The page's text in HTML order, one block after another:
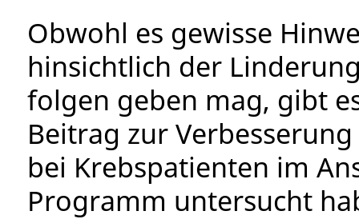
Obwohl es gewisse
hinsichtlich der
folgen geben mag, gibt
Beitrag zur
bei Krebspatienten im
Programm untersucht